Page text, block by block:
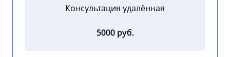
Консультация удалённая
5000 руб.